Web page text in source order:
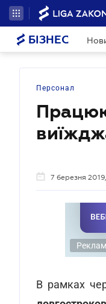
БІЗНЕС
Персонал
7 березня
В рамках